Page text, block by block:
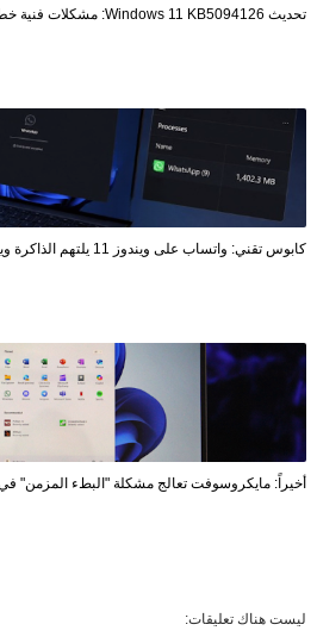
تحديث Windows 11 KB5094126: مشكلات فنية خطيرة تؤثر على بعض الأجهزة
كابوس تقني: واتساب على ويندوز 11 يلتهم الذاكرة ويخذل الملايين
أخيراً: مايكروسوفت تعالج مشكلة "البطء المزمن" في
ليست هناك تعليقات: